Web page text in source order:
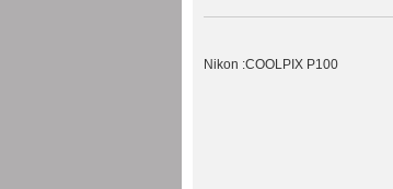
Nikon :COOLPIX P100